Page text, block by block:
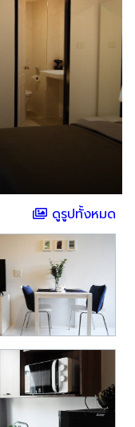
ดูรูปทั้งหมด